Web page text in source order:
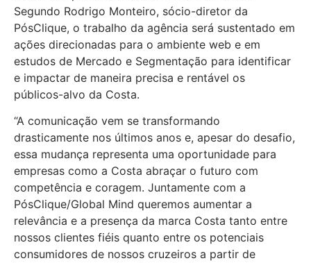
Segundo Rodrigo Monteiro, sócio-diretor da
PósClique, o trabalho da agência será sustentado em
ações direcionadas para o ambiente web e em
estudos de Mercado e Segmentação para identificar
e impactar de maneira precisa e rentável os
públicos-alvo da Costa.
“A comunicação vem se transformando
drasticamente nos últimos anos e, apesar do desafio,
essa mudança representa uma oportunidade para
empresas como a Costa abraçar o futuro com
competência e coragem. Juntamente com a
PósClique/Global Mind queremos aumentar a
relevância e a presença da marca Costa tanto entre
nossos clientes fiéis quanto entre os potenciais
consumidores de nossos cruzeiros a partir de